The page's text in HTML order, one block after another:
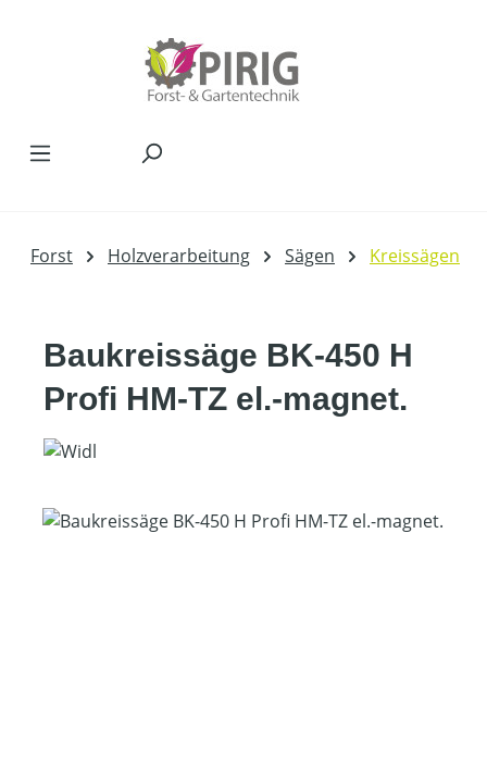
Forst Holzverarbeitung Sägen Kreissägen
Baukreissäge BK-450 H
Profi HM-TZ el.-magnet.
Bildergalerie überspringen